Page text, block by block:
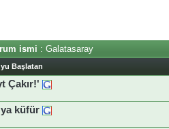
ismi : Galatasaray
Başlatan
Çakır!'
küfür